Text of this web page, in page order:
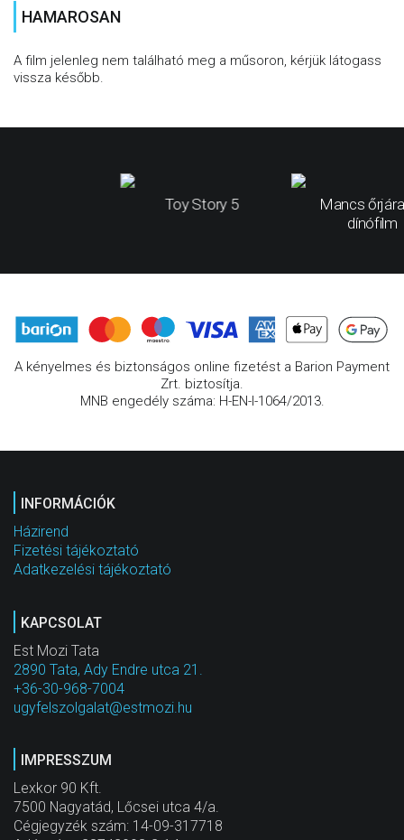
HAMAROSAN
A film jelenleg nem található meg a műsoron, kérjük látogass
vissza később.
Toy Story 5
Mancs
dínófilm
A kényelmes és biztonságos online fizetést a Barion Payment
Zrt. biztosítja.
MNB engedély száma: H-EN-I-1064/2013.
INFORMÁCIÓK
Házirend
Fizetési tájékoztató
Adatkezelési tájékoztató
KAPCSOLAT
Est Mozi Tata
2890 Tata, Ady Endre utca 21.
+36-30-968-7004
ugyfelszolgalat@estmozi.hu
IMPRESSZUM
Lexkor 90 Kft.
7500 Nagyatád, Lőcsei utca 4/a.
Cégjegyzék szám: 14-09-317718